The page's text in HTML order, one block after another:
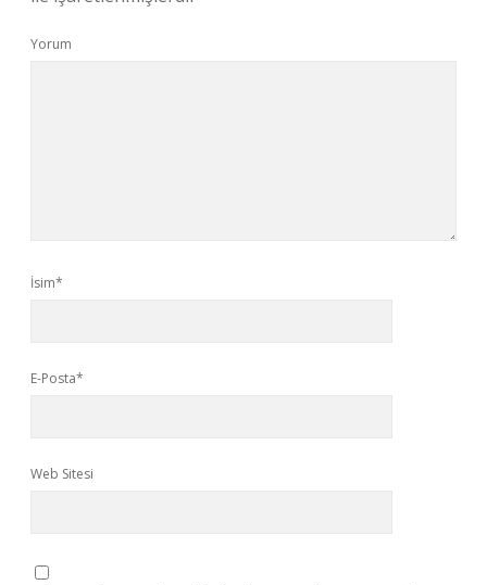
Yorum
İsim*
E-Posta*
Web Sitesi